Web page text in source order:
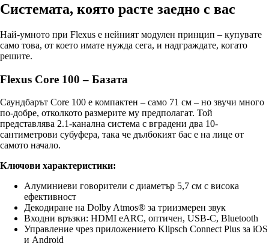
Системата, която расте заедно с вас
Най-умното при Flexus е нейният модулен принцип – купувате
само това, от което имате нужда сега, и надграждате, когато
решите.
Flexus Core 100 – Базата
Саундбарът Core 100 е компактен – само 71 см – но звучи много
по-добре, отколкото размерите му предполагат. Той
представлява 2.1-канална система с вградени два 10-
сантиметрови субуфера, така че дълбокият бас е на лице от
самото начало.
Ключови характеристики:
Алуминиеви говорители с диаметър 5,7 см с висока
ефективност
Декодиране на Dolby Atmos® за триизмерен звук
Входни връзки: HDMI eARC, оптичен, USB-C, Bluetooth
Управление чрез приложението Klipsch Connect Plus за iOS
и Android